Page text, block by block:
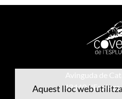
Avinguda de
43440 L'Espluga
Aquest lloc web